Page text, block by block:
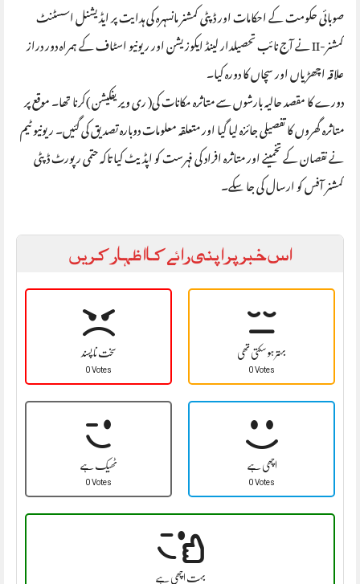
صوبائی حکومت کے احکامات اور ڈپٹی کمشنر مانسہرہ کی ہدایت پر ایڈیشنل اسسٹنٹ
کمشنر-II نے آج نائب تحصیلدار لینڈ ایکوزیشن اور ریونیو اسٹاف کے ہمراہ دور دراز
علاقہ اچھڑیاں اور سچاں کا دورہ کیا۔
دورے کا مقصد حالیہ بارشوں سے متاثرہ مکانات کی( ری ویریفکیشن )کرنا تھا۔ موقع پر
متاثرہ گھروں کا تفصیلی جائزہ لیا گیا اور متعلقہ معلومات دوبارہ تصدیق کی گئیں۔ ریونیو ٹیم
نے نقصان کے تخمینے اور متاثرہ افراد کی فہرست کو اپڈیٹ کیا تاکہ حتمی رپورٹ ڈپٹی
کمشنر آفس کو ارسال کی جا سکے۔
اس خبر پر اپنی رائے کا اظہار کریں
سخت نا پسند
0 Votes
بہتر ہو سکتی تھی
0 Votes
ٹھیک ہے
0 Votes
اچھی ہے
0 Votes
بہت اچھی ہے